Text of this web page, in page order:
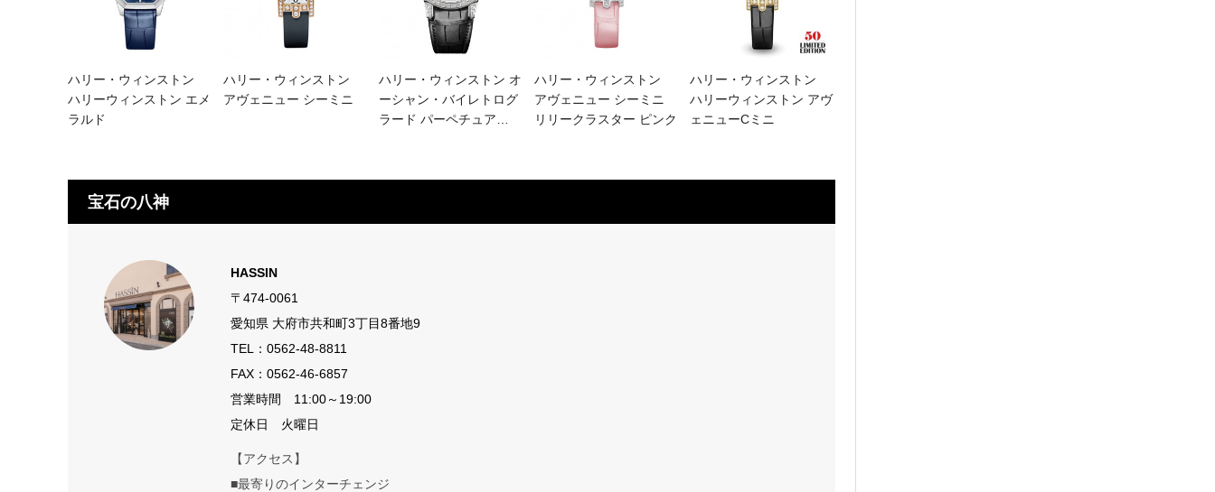
ハリー・ウィンストン
ハリーウィンストン エメ
ラルド
ハリー・ウィンストン
アヴェニュー シーミニ
ハリー・ウィンストン オ
ーシャン・バイレトログ
ラード パーペチュア
ハリー・ウィンストン
アヴェニュー シーミニ
リリークラスター ピンク
ハリー・ウィンストン
ハリーウィンストン アヴ
ェニューCミニ
宝石の八神
HASSIN
〒474-0061
愛知県 大府市共和町3丁目8番地9
TEL： 0562-48-8811
FAX：0562-46-6857
営業時間 11:00～19:00
定休日 火曜日
【アクセス】
■最寄りのインターチェンジ